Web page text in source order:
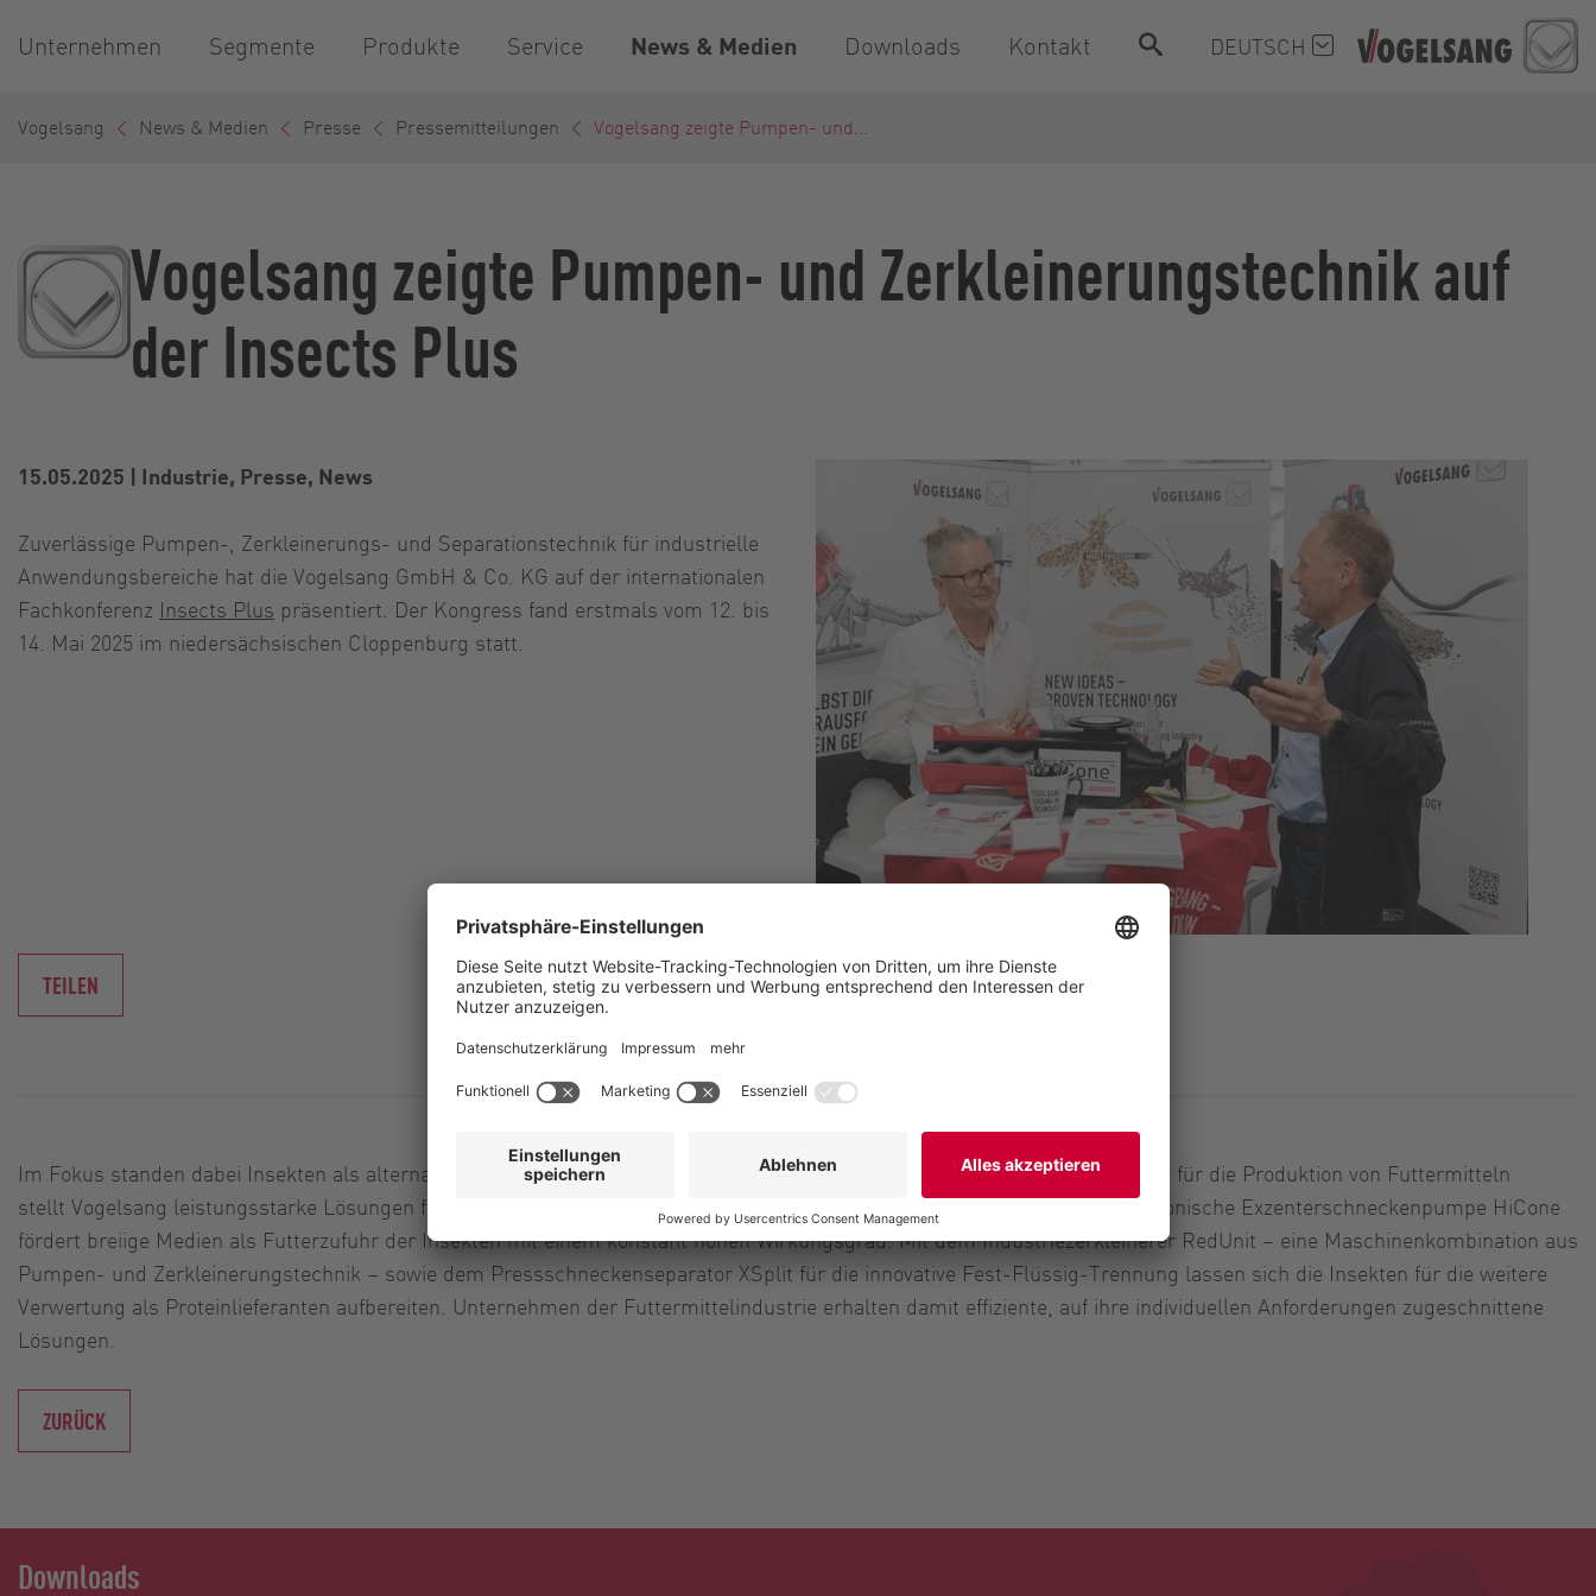
Unternehmen Segmente Produkte Service News & Medien Downloads Kontakt DEUTSCH
Vogelsang News & Medien Presse Pressemitteilungen Vogelsang zeigte Pumpen- und...
Vogelsang zeigte Pumpen- und Zerkleinerungstechnik auf
der Insects Plus
15.05.2025 | Industrie, Presse, News
Zuverlässige Pumpen-, Zerkleinerungs- und Separationstechnik für industrielle
Anwendungsbereiche hat die Vogelsang GmbH & Co. KG auf der internationalen
Fachkonferenz Insects Plus präsentiert. Der Kongress fand erstmals vom 12. bis
14. Mai 2025 im niedersächsischen Cloppenburg statt.
TEILEN
Im Fokus standen dabei Insekten als alternative Proteinlieferanten für die Futtermittelherstellung. Entlang der Prozesskette für die Produktion von Futtermitteln
stellt Vogelsang leistungsstarke Lösungen für die Fütterung, Aufbereitung und Weiterverwertung von Insekten bereit. Die konische Exzenterschneckenpumpe HiCone
fördert breiige Medien als Futterzufuhr der Insekten mit einem konstant hohen Wirkungsgrad. Mit dem Industriezerkleinerer RedUnit – eine Maschinenkombination aus
Pumpen- und Zerkleinerungstechnik – sowie dem Pressschneckenseparator XSplit für die innovative Fest-Flüssig-Trennung lassen sich die Insekten für die weitere
Verwertung als Proteinlieferanten aufbereiten. Unternehmen der Futtermittelindustrie erhalten damit effiziente, auf ihre individuellen Anforderungen zugeschnittene
Lösungen.
ZURÜCK
Downloads